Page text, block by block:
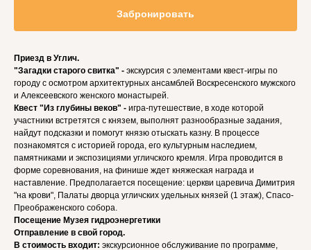
Забронировать
Приезд в Углич.
"Загадки старого свитка" - экскурсия с элементами квест-игры по
городу с осмотром архитектурных ансамблей Воскресенского мужского
и Алексеевского женского монастырей.
Квест "Из глубины веков" - игра-путешествие, в ходе которой
участники встретятся с князем, выполнят разнообразные задания,
найдут подсказки и помогут князю отыскать казну. В процессе
познакомятся с историей города, его культурным наследием,
памятниками и экспозициями угличского кремля. Игра проводится в
форме соревнования, на финише ждет княжеская награда и
наставление. Предполагается посещение: церкви царевича Димитрия
"на крови", Палаты дворца угличских удельных князей (1 этаж), Спасо-
Преображенского собора.
Посещение Музея гидроэнергетики
Отправление в свой город.
В стоимость входит: экскурсионное обслуживание по программе,